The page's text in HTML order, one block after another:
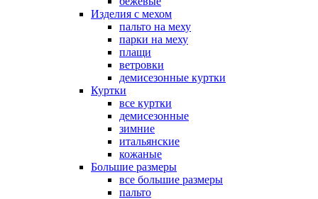
Изделия с мехом
пальто на меху
парки на меху
плащи
ветровки
демисезонные куртки
Куртки
все куртки
демисезонные
зимние
итальянские
кожаные
Большие размеры
все большие размеры
пальто